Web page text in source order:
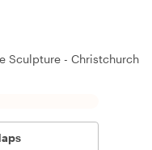
Sculpture - Christchurch